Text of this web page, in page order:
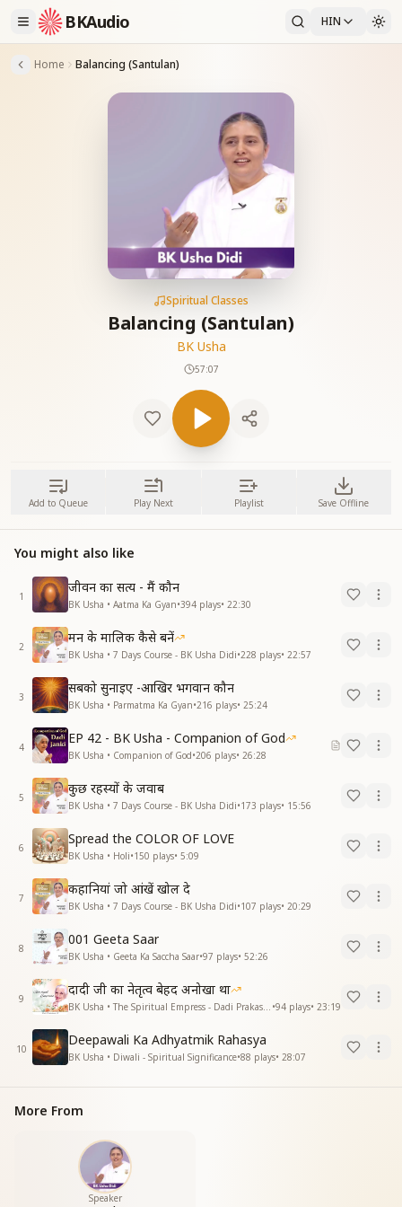
BKAudio HIN
Home Balancing (Santulan)
Spiritual Classes
Balancing (Santulan)
BK Usha
57:07
Add to Queue Play Next Playlist Save Offline
You might also like
1
जीवन का सत्य - मैं कौन
BK Usha • Aatma Ka Gyan•394 plays• 22:30
2
मन के मालिक कैसे बनें
BK Usha • 7 Days Course - BK Usha Didi•228 plays• 22:57
3
सबको सुनाइए -आखिर भगवान कौन
BK Usha • Parmatma Ka Gyan•216 plays• 25:24
4
EP 42 - BK Usha - Companion of God
BK Usha • Companion of God•206 plays• 26:28
5
कुछ रहस्यों के जवाब
BK Usha • 7 Days Course - BK Usha Didi•173 plays• 15:56
6
Spread the COLOR OF LOVE
BK Usha • Holi•150 plays• 5:09
7
कहानियां जो आंखें खोल दे
BK Usha • 7 Days Course - BK Usha Didi•107 plays• 20:29
8
001 Geeta Saar
BK Usha • Geeta Ka Saccha Saar•97 plays• 52:26
9
दादी जी का नेतृत्व बेहद अनोखा था
•94 plays• 23:19
10
Deepawali Ka Adhyatmik Rahasya
BK Usha • Diwali - Spiritual Significance•88 plays• 28:07
More From
Speaker